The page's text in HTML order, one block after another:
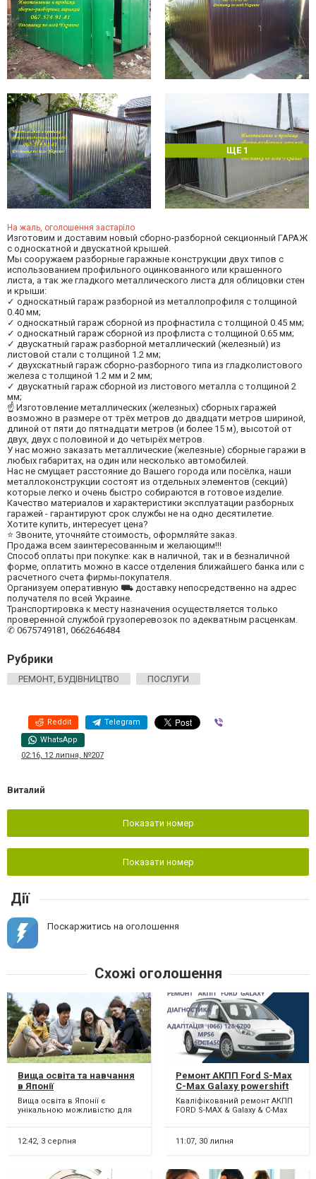
ЩЕ 1
На жаль, оголошення застаріло
Изготовим и доставим новый сборно-разборной секционный ГАРАЖ
с односкатной и двускатной крышей.
Мы сооружаем разборные гаражные конструкции двух типов с
использованием профильного оцинкованного или крашенного
листа, а так же гладкого металлического листа для облицовки стен
и крыши:
✓ односкатный гараж разборной из металлопрофиля с толщиной
0.40 мм;
✓ односкатный гараж сборной из профнастила с толщиной 0.45 мм;
✓ односкатный гараж сборной из профлиста с толщиной 0.65 мм;
✓ двускатный гараж разборной металлический (железный) из
листовой стали с толщиной 1.2 мм;
✓ двухскатный гараж сборно-разборного типа из гладколистового
железа с толщиной 1.2 мм и 2 мм;
✓ двускатный гараж сборной из листового металла с толщиной 2
мм;
☝ Изготовление металлических (железных) сборных гаражей
возможно в размере от трёх метров до двадцати метров шириной,
длиной от пяти до пятнадцати метров (и более 15 м), высотой от
двух, двух с половиной и до четырёх метров.
У нас можно заказать металлические (железные) сборные гаражи в
любых габаритах, на один или несколько автомобилей.
Нас не смущает расстояние до Вашего города или посёлка, наши
металлоконструкции состоят из отдельных элементов (секций)
которые легко и очень быстро собираются в готовое изделие.
Качество материалов и характеристики эксплуатации разборных
гаражей - гарантируют срок службы не на одно десятилетие.
Хотите купить, интересует цена?
⭐ Звоните, уточняйте стоимость, оформляйте заказ.
Продажа всем заинтересованным и желающим!!!
Способ оплаты при покупке: как в наличной, так и в безналичной
форме, оплатить можно в кассе отделения ближайшего банка или с
расчетного счета фирмы-покупателя.
Организуем оперативную ⛟ доставку непосредственно на адрес
получателя по всей Украине.
Транспортировка к месту назначения осуществляется только
проверенной службой грузоперевозок по адекватным расценкам.
✆ 0675749181, 0662646484
Рубрики
РЕМОНТ, БУДІВНИЦТВО ПОСЛУГИ
Reddit Telegram
WhatsApp
02:16, 12 липня, №207
Виталий
Показати номер
Показати номер
Дії
Поскаржитись на оголошення
Схожі оголошення
Вища освіта та навчання
в Японії
Вища освіта в Японії є
унікальною можливістю для
освіти та дослідниц...
12:42, 3 серпня
Ремонт АКПП Ford S-Max
C-Max Galaxy powershift
гарантійний & бюджетний
#AV9R7000AJ # 2070508,
7P099-AA
Кваліфікований ремонт АКПП
FORD S-MAX & Galaxy & C-Max
бюджетний ремонт АКПП 6D...
11:07, 30 липня